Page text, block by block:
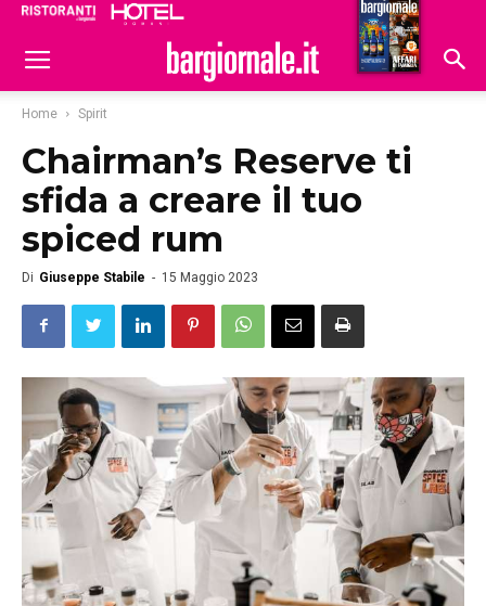
Hoteldomani
Home Spirit
Chairman’s Reserve ti
sfida a creare il tuo
spiced rum
Di Giuseppe Stabile - 15 Maggio 2023